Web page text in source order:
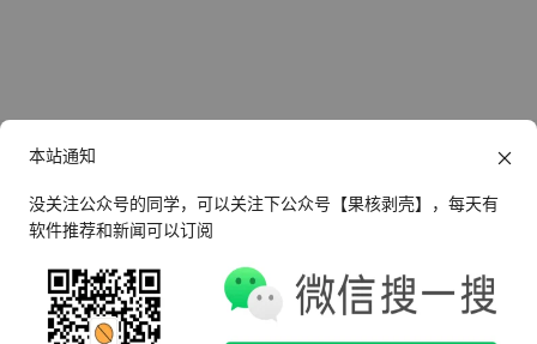
登录 还没有帐号？ 立即注册
本站通知
没关注公众号的同学，可以关注下公众号【果核剥壳】，每天有
软件推荐和新闻可以订阅